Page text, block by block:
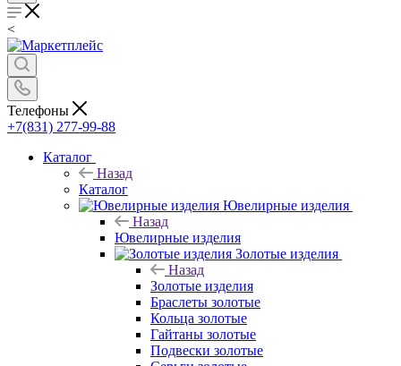
<
Телефоны
+7(831) 277-99-88
Каталог
Назад
Каталог
Ювелирные изделия
Назад
Ювелирные изделия
Золотые изделия
Назад
Золотые изделия
Браслеты золотые
Кольца золотые
Гайтаны золотые
Подвески золотые